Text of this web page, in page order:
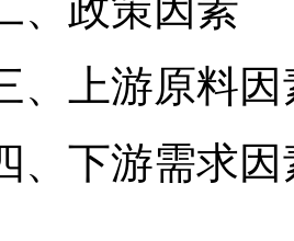
策因素
游原料因
游需求因